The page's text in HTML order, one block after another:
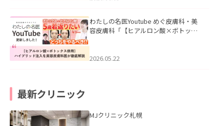
わたしの名医Youtube めぐ皮膚科・美
容皮膚科「【ヒアルロン酸×ボトック
た。
2026.05.22
最新クリニック
MJクリニック札幌